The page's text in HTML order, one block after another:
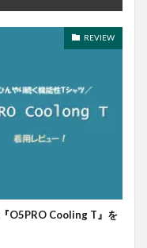
REVIEW
O5PRO Cooling T』を